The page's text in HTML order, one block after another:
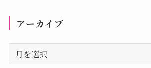
アーカイブ
ア
ー